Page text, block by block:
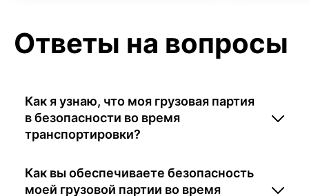
Ответы на вопросы
Как я узнаю, что моя грузовая партия
в безопасности во время
транспортировки?
Как вы обеспечиваете безопасность
моей грузовой партии во время